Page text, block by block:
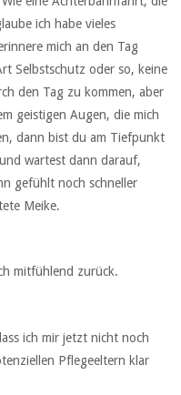
ich habe vieles
mich an den Tag
Selbstschutz oder so, keine
den Tag zu kommen, aber
geistigen Augen, die mich
dann bist du am Tiefpunkt
wartest dann darauf,
gefühlt noch schneller
Meike.
mitfühlend zurück.
ich mir jetzt nicht noch
Pflegeeltern klar